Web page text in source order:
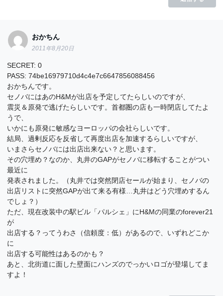
おかちん
2011年8月20日
SECRET: 0
PASS: 74be16979710d4c4e7c6647856088456
おかちんです。
セノバにはあのH&Mが出店を予定してたらしいのですが、
震災＆原発で逃げたらしいです。首都圏の店も一時閉店してたよ
うで、
いかにも原発に敏感なヨーロッパの会社らしいです。
結局、過剰反応を反省して再度出店を加速するらしいですが、
いまさらセノバには出店出来ない？と思います。
その穴埋め？なのか、丸井のGAPがセノバに移転することがつい
最近に
発表されました。（丸井では突然閉店セールが始まり、セノバの
出店リストに突然GAPが出て来る有様…丸井はどう穴埋めするん
でしょ？）
ただ、現在改装中の駅ビル「パルシェ」にH&Mの同業のforever21
が
出店する？ってうわさ（信頼度：低）があるので、いずれどこか
に
出店する可能性はあるのかも？
あと、北街道に面した壁面にハンズのでっかいロゴが登場してま
すよ！